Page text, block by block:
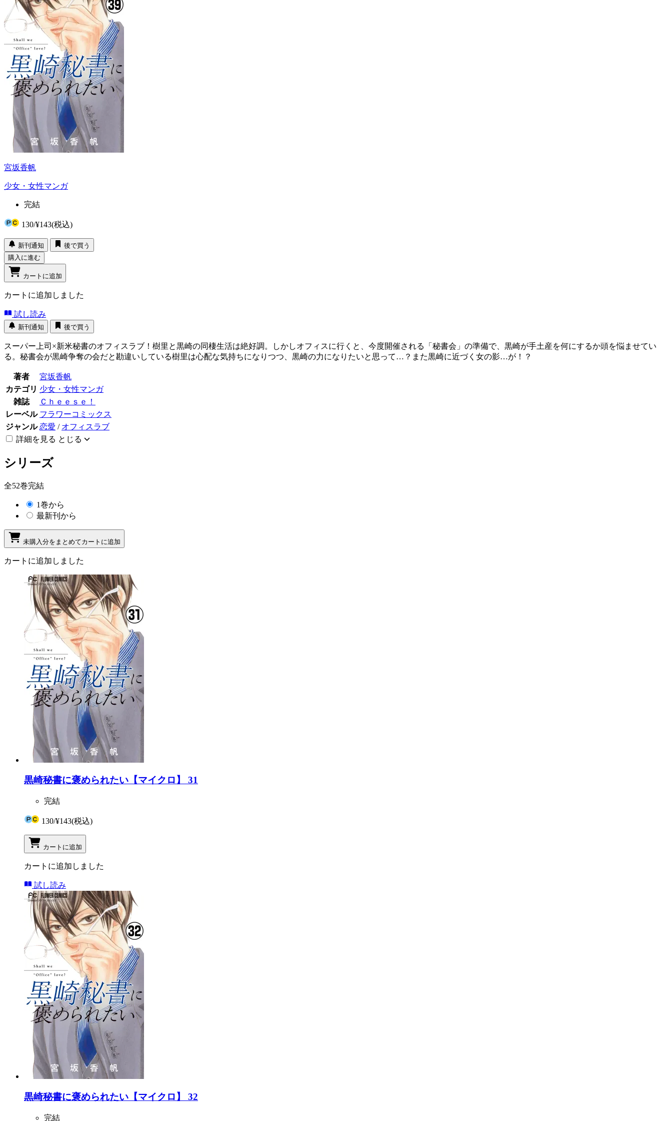
宮坂香帆
少女・女性マンガ
完結
130/¥143(税込)
新刊通知
後で買う
購入に進む
カートに追加
カートに追加しました
試し読み
新刊通知 後で買う
スーパー上司×新米秘書のオフィスラブ！樹里と黒崎の同棲生活は絶好調。しかしオフィスに行くと、今度開催される「秘書会」の準備で、黒崎が手土産を何にするか頭を悩ませてい
る。秘書会が黒崎争奪の会だと勘違いしている樹里は心配な気持ちになりつつ、黒崎の力になりたいと思って…？また黒崎に近づく女の影…が！？
著者
宮坂香帆
カテゴリ 少女・女性マンガ
雑誌
Ｃｈｅｅｓｅ！
レーベル フラワーコミックス
ジャンル 恋愛 / オフィスラブ
詳細を見る とじる
シリーズ
全52巻完結
1巻から
最新刊から
未購入分をまとめてカートに追加
カートに追加しました
黒崎秘書に褒められたい【マイクロ】 31
完結
130/¥143(税込)
カートに追加
カートに追加しました
試し読み
黒崎秘書に褒められたい【マイクロ】 32
完結